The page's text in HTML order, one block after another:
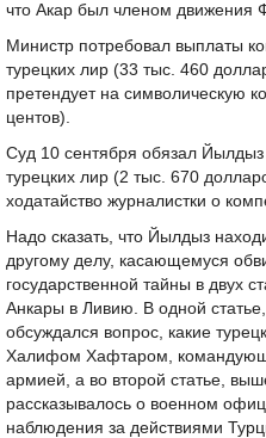
что Акар был членом движения
Министр потребовал выплаты
турецких лир (33 тыс. 460
претендует на символическую
центов).
Суд 10 сентября обязал Йылдыз
турецких лир (2 тыс. 670
ходатайство журналистки о
Надо сказать, что Йылдыз
другому делу, касающемуся
государственной тайны в двух
Анкары в Ливию. В одной
обсуждался вопрос, какие
Халифом Хафтаром,
армией, а во второй статье,
рассказывалось о военном
наблюдения за действиями